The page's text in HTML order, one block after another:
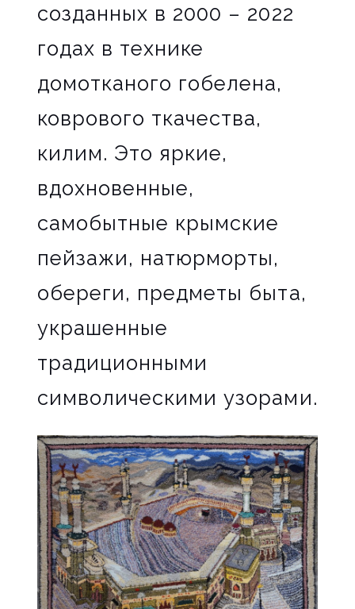
созданных в 2000 – 2022
годах в технике
домотканого гобелена,
коврового ткачества,
килим. Это яркие,
вдохновенные,
самобытные крымские
пейзажи, натюрморты,
обереги, предметы быта,
украшенные
традиционными
символическими узорами.